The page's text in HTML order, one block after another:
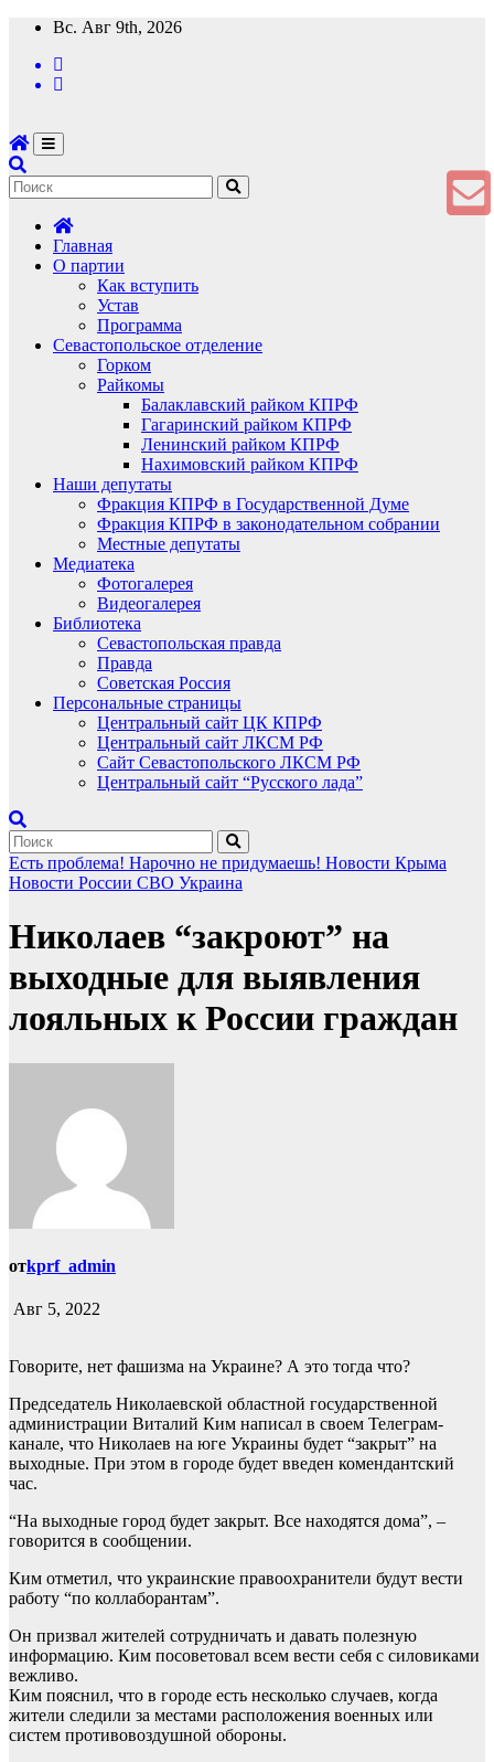
Перейти
содержимому
Вс. Авг 9th, 2026
Главная
О партии
Как вступить
Устав
Программа
Севастопольское отделение
Горком
Райкомы
Балаклавский райком КПРФ
Гагаринский райком КПРФ
Ленинский райком КПРФ
Нахимовский райком КПРФ
Наши депутаты
Фракция КПРФ в Государственной Думе
Фракция КПРФ в законодательном собрании
Местные депутаты
Медиатека
Фотогалерея
Видеогалерея
Библиотека
Севастопольская правда
Правда
Советская Россия
Персональные страницы
Центральный сайт ЦК КПРФ
Центральный сайт ЛКСМ РФ
Сайт Севастопольского ЛКСМ РФ
Центральный сайт “Русского лада”
Есть проблема! Нарочно не придумаешь! Новости Крыма
Новости России СВО Украина
Николаев “закроют” на
выходные для выявления
лояльных к России граждан
отkprf_admin
Авг 5, 2022
Говорите, нет фашизма на Украине? А это тогда что?
Председатель Николаевской областной государственной
администрации Виталий Ким написал в своем Телеграм-
канале, что Николаев на юге Украины будет “закрыт” на
выходные. При этом в городе будет введен комендантский
час.
“На выходные город будет закрыт. Все находятся дома”, –
говорится в сообщении.
Ким отметил, что украинские правоохранители будут вести
работу “по коллаборантам”.
Он призвал жителей сотрудничать и давать полезную
информацию. Ким посоветовал всем вести себя с силовиками
вежливо.
Ким пояснил, что в городе есть несколько случаев, когда
жители следили за местами расположения военных или
систем противовоздушной обороны.